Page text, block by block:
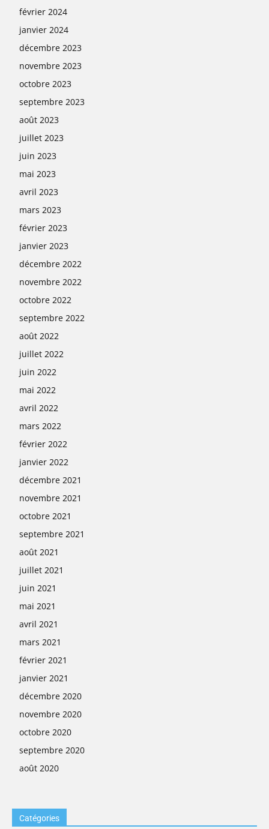
février 2024
janvier 2024
décembre 2023
novembre 2023
octobre 2023
septembre 2023
août 2023
juillet 2023
juin 2023
mai 2023
avril 2023
mars 2023
février 2023
janvier 2023
décembre 2022
novembre 2022
octobre 2022
septembre 2022
août 2022
juillet 2022
juin 2022
mai 2022
avril 2022
mars 2022
février 2022
janvier 2022
décembre 2021
novembre 2021
octobre 2021
septembre 2021
août 2021
juillet 2021
juin 2021
mai 2021
avril 2021
mars 2021
février 2021
janvier 2021
décembre 2020
novembre 2020
octobre 2020
septembre 2020
août 2020
Catégories